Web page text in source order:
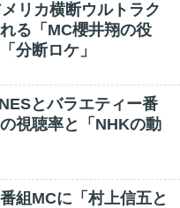
リカ横断ウルトラク
る「MC櫻井翔の役
分断ロケ」
とバラエティー番
視聴率と「NHKの動
組MCに「村上信五と